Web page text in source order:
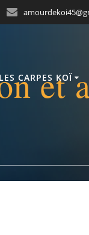
LES CARPES KOÏ
et